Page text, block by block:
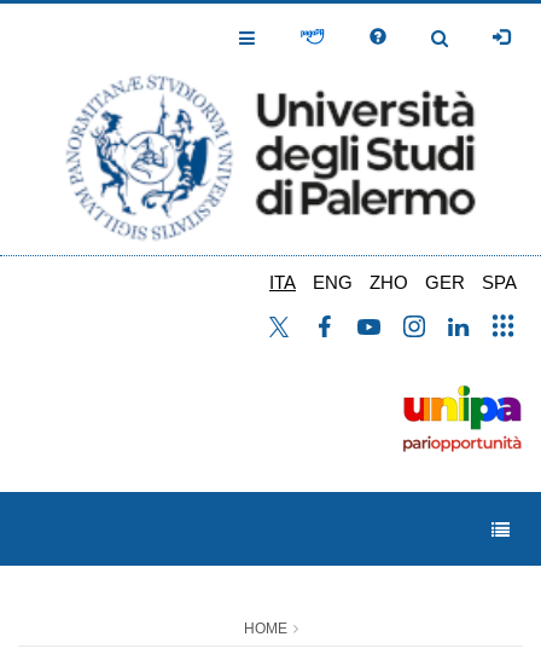
Toggle
Toggle
ITA ENG ZHO GER SPA
HOME